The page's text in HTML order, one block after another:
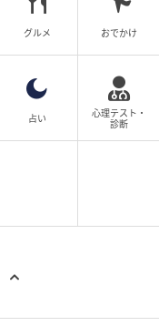
グルメ おでかけ
占い
心理テスト・
診断